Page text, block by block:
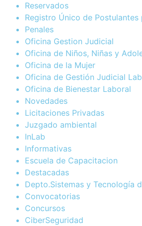
Reservados
Registro Único de
Penales
Oficina Gestion Judicial
Oficina de Niños, Niñas y
Oficina de la Mujer
Oficina de Gestión Judicial
Oficina de Bienestar Laboral
Novedades
Licitaciones Privadas
Juzgado ambiental
InLab
Informativas
Escuela de Capacitacion
Destacadas
Depto.Sistemas y Tecnología
Convocatorias
Concursos
CiberSeguridad